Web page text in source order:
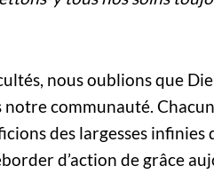
nous oublions que
communauté.
des largesses infinies
d’action de grâce